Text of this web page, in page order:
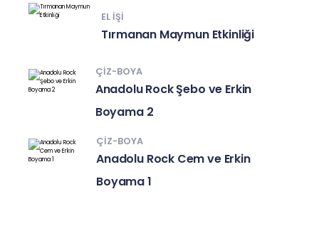
EL IŞI
Tırmanan Maymun Etkinliği
ÇIZ-BOYA
Anadolu Rock Şebo ve Erkin
Boyama 2
ÇIZ-BOYA
Anadolu Rock Cem ve Erkin
Boyama 1